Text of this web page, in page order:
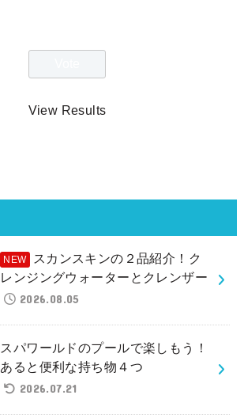
View Results
スカンスキンの２品紹介！ク
レンジングウォーターとクレンザー
2026.08.05
スパワールドのプールで楽しもう！
あると便利な持ち物４つ
2026.07.21